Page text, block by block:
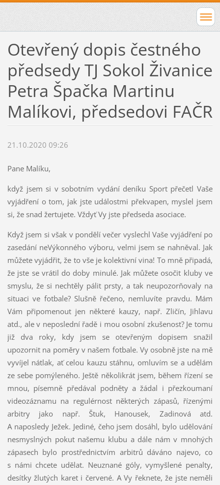
Otevřený dopis čestného
předsedy TJ Sokol Živanice
Petra Špačka Martinu
Malíkovi, předsedovi FAČR
21.10.2020 09:26
Pane Malíku,
když jsem si v sobotním vydání deníku Sport přečetl Vaše
vyjádření o tom, jak jste událostmi překvapen, myslel jsem
si, že snad žertujete. Vždyť Vy jste předseda asociace.
Když jsem si však v pondělí večer vyslechl Vaše vyjádření po
zasedání neVýkonného výboru, velmi jsem se nahněval. Jak
můžete vyjádřit, že to vše je kolektivní vina! To mně připadá,
že jste se vrátil do doby minulé. Jak můžete osočit kluby ve
smyslu, že si nechtěly pálit prsty, a tak neupozorňovaly na
situaci ve fotbale? Slušně řečeno, nemluvíte pravdu. Mám
Vám připomenout jen některé kauzy, např. Zličín, Jihlavu
atd., ale v neposlední řadě i mou osobní zkušenost? Je tomu
již dva roky, kdy jsem se otevřeným dopisem snažil
upozornit na poměry v našem fotbale. Vy osobně jste na mě
vyvíjel nátlak, ať celou kauzu stáhnu, omluvím se a udělám
ze sebe pomýleného. Ještě několikrát jsem, během řízení se
mnou, písemně předával podněty a žádal i přezkoumaní
videozáznamu na regulérnost některých zápasů, řízenými
arbitry jako např. Štuk, Hanousek, Zadinová atd.
A naposledy Ježek. Jediné, čeho jsem dosáhl, bylo udělování
nesmyslných pokut našemu klubu a dále nám v mnohých
zápasech bylo prostřednictvím arbitrů dáváno najevo, co
s námi chcete udělat. Neuznané góly, vymyšlené penalty,
desítky žlutých karet i červené. A Vy řeknete, že jste neměli